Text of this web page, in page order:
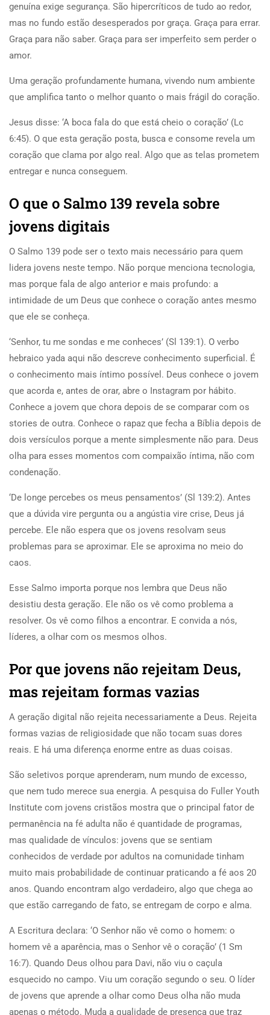
genuína exige segurança. São hipercríticos de tudo ao redor,
mas no fundo estão desesperados por graça. Graça para errar.
Graça para não saber. Graça para ser imperfeito sem perder o
amor.
Uma geração profundamente humana, vivendo num ambiente
que amplifica tanto o melhor quanto o mais frágil do coração.
Jesus disse: ‘A boca fala do que está cheio o coração’ (Lc
6:45). O que esta geração posta, busca e consome revela um
coração que clama por algo real. Algo que as telas prometem
entregar e nunca conseguem.
O que o Salmo 139 revela sobre
jovens digitais
O Salmo 139 pode ser o texto mais necessário para quem
lidera jovens neste tempo. Não porque menciona tecnologia,
mas porque fala de algo anterior e mais profundo: a
intimidade de um Deus que conhece o coração antes mesmo
que ele se conheça.
‘Senhor, tu me sondas e me conheces’ (Sl 139:1). O verbo
hebraico yada aqui não descreve conhecimento superficial. É
o conhecimento mais íntimo possível. Deus conhece o jovem
que acorda e, antes de orar, abre o Instagram por hábito.
Conhece a jovem que chora depois de se comparar com os
stories de outra. Conhece o rapaz que fecha a Bíblia depois de
dois versículos porque a mente simplesmente não para. Deus
olha para esses momentos com compaixão íntima, não com
condenação.
‘De longe percebes os meus pensamentos’ (Sl 139:2). Antes
que a dúvida vire pergunta ou a angústia vire crise, Deus já
percebe. Ele não espera que os jovens resolvam seus
problemas para se aproximar. Ele se aproxima no meio do
caos.
Esse Salmo importa porque nos lembra que Deus não
desistiu desta geração. Ele não os vê como problema a
resolver. Os vê como filhos a encontrar. E convida a nós,
líderes, a olhar com os mesmos olhos.
Por que jovens não rejeitam Deus,
mas rejeitam formas vazias
A geração digital não rejeita necessariamente a Deus. Rejeita
formas vazias de religiosidade que não tocam suas dores
reais. E há uma diferença enorme entre as duas coisas.
São seletivos porque aprenderam, num mundo de excesso,
que nem tudo merece sua energia. A pesquisa do Fuller Youth
Institute com jovens cristãos mostra que o principal fator de
permanência na fé adulta não é quantidade de programas,
mas qualidade de vínculos: jovens que se sentiam
conhecidos de verdade por adultos na comunidade tinham
muito mais probabilidade de continuar praticando a fé aos 20
anos. Quando encontram algo verdadeiro, algo que chega ao
que estão carregando de fato, se entregam de corpo e alma.
A Escritura declara: ‘O Senhor não vê como o homem: o
homem vê a aparência, mas o Senhor vê o coração’ (1 Sm
16:7). Quando Deus olhou para Davi, não viu o caçula
esquecido no campo. Viu um coração segundo o seu. O líder
de jovens que aprende a olhar como Deus olha não muda
apenas o método. Muda a qualidade de presença que traz